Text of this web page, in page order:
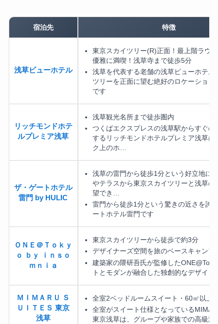
宿泊先 特徴
浅草ビューホテル
東京スカイツリー(R)正面！最上階ラウ
優雅に満喫！浅草寺まで徒歩5分
浅草を代表する老舗の浅草ビューホテル
ツリーを正面に望む絶好のロケーション
です
リッチモンドホテ
ルプレミア浅草
浅草観光名所まで徒歩圏内
つくばエクスプレスの浅草駅からすぐの
するリッチモンドホテルプレミア浅草は
ク上のホ…
ザ・ゲートホテル
雷門 by HULIC
浅草の雷門から徒歩1分という好立地に
やテラスから東京スカイツリーと浅草の
望でき…
雷門から徒歩1分という驚きの近さを誇
ートホテル雷門です
ＯＮＥ＠Ｔｏｋｙ
ｏ ｂｙ ｉｎｓｏ
ｍｎｉａ
東京スカイツリーから徒歩で約3分
デザイナーズ空間を旅のベースキャンプ
建築家の隈研吾氏が監修した
トとモダンが融合した独創的なデザイン
ＭＩＭＡＲＵ Ｓ
ＵＩＴＥＳ 東京
浅草
全室2ベッドルームスイート・60㎡以上
全室がスイート仕様となっている
東京浅草は、グループや家族での高級